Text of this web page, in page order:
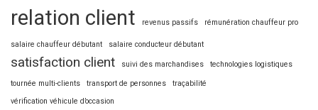
relation client revenus passifs rémunération chauffeur pro
salaire chauffeur débutant salaire conducteur débutant
satisfaction client suivi des marchandises technologies logistiques
tournée multi-clients transport de personnes
traçabilité
vérification véhicule d’occasion